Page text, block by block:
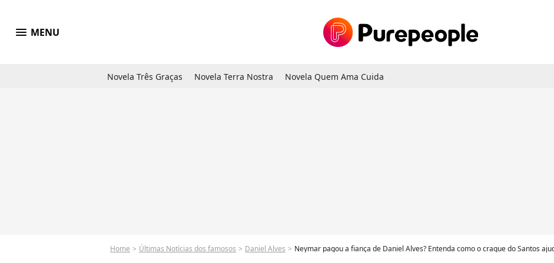
menu MENU
Novela Três Graças Novela Terra Nostra Novela Quem Ama Cuida
Home Últimas Notícias dos famosos Daniel Alves Neymar pagou a fiança de Daniel Alves? Entenda como o craque do Santos ajudou o